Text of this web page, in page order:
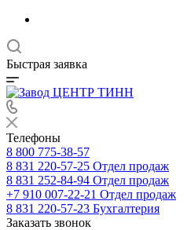
Быстрая заявка
Телефоны
8 800 775-38-57
8 831 220-57-25 Отдел продаж
8 831 252-84-94 Отдел продаж
+7 910 007-22-21 Отдел продаж
8 831 220-57-23 Бухгалтерия
Заказать звонок